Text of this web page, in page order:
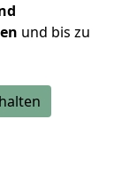
und bis zu